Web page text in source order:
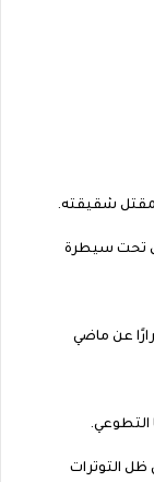
شقيقته.
تحت سيطرة
عن ماضي
التطوعي.
التوترات